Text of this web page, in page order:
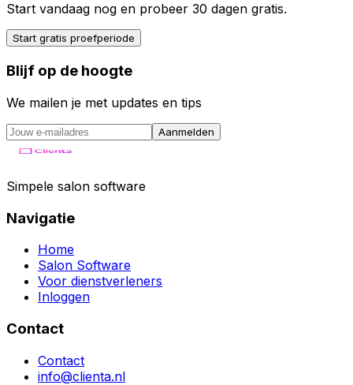
Start vandaag nog en probeer 30 dagen gratis.
Start gratis proefperiode
Blijf op de hoogte
We mailen je met updates en tips
Aanmelden
Simpele salon software
Navigatie
Home
Salon Software
Voor dienstverleners
Inloggen
Contact
Contact
info@clienta.nl